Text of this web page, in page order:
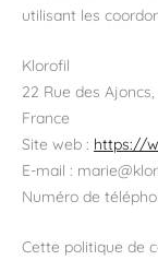
utilisant les
Klorofil
22 Rue des
France
Site web : https://
E-mail : marie@
Numéro de
Cette politique de